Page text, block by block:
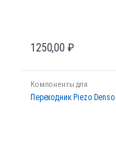
1250,00 ₽
Компоненты для
диагностических стендов
Переходник Piezo Denso